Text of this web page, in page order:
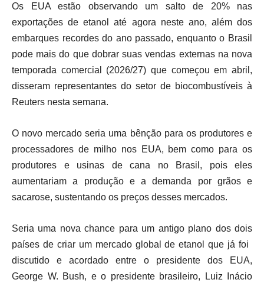
Os EUA estão observando um salto de 20% nas
exportações de etanol até agora neste ano, além dos
embarques recordes do ano passado, enquanto o Brasil
pode mais do que dobrar suas vendas externas na nova
temporada comercial (2026/27) que começou em abril,
disseram representantes do setor de biocombustíveis à
Reuters nesta semana.
O ⁠novo mercado seria uma bênção para os ​produtores e
processadores de milho nos EUA, bem como para os
produtores e usinas de ​cana no Brasil, pois eles
aumentariam a produção e a demanda por grãos e
sacarose, sustentando os ⁠preços desses mercados.
Seria uma nova chance para um antigo ⁠plano dos dois
países de criar um mercado global de etanol que já foi ​
discutido ‌e acordado entre o presidente dos EUA,
George W. Bush, e o presidente brasileiro, Luiz Inácio